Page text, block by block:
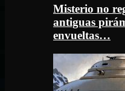
Misterio no
antiguas
envueltas…